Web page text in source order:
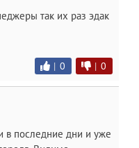
так их раз эдак
| 0 | 0
в последние дни и уже